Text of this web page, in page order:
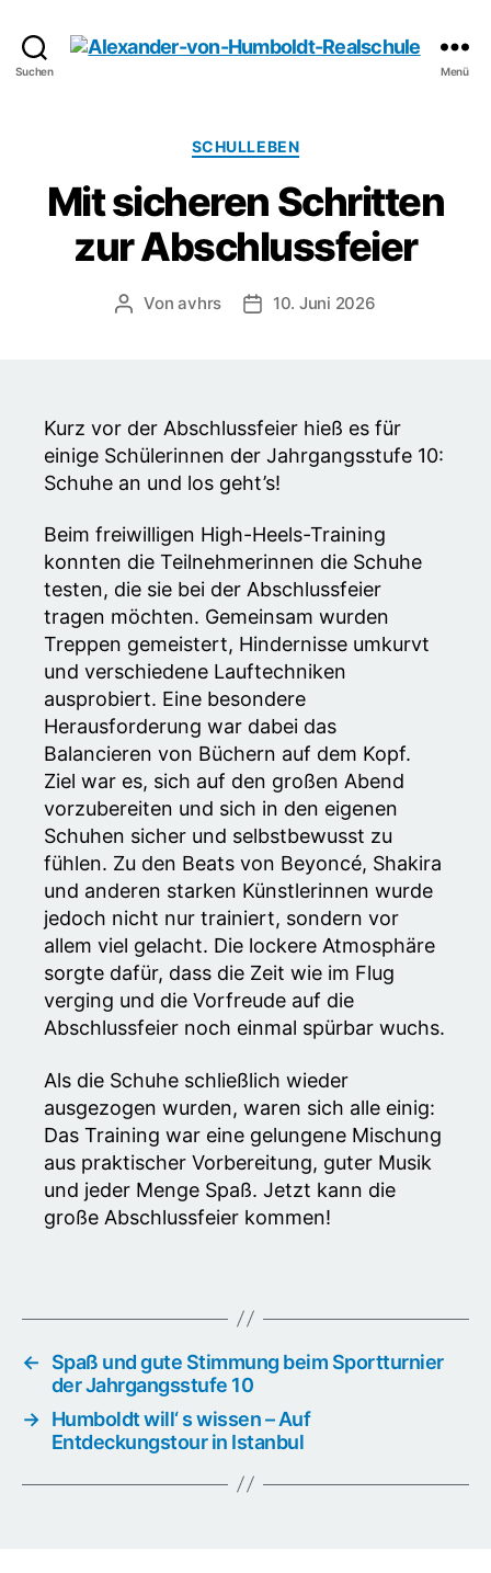
Suchen
Realschule
Menü
Kategorien
SCHULLEBEN
Mit sicheren Schritten
zur Abschlussfeier
Beitragsautor
Vonavhrs Veröffentlichungsdatum
10. Juni 2026
Kurz vor der Abschlussfeier hieß es für
einige Schülerinnen der Jahrgangsstufe 10:
Schuhe an und los geht’s!
Beim freiwilligen High-Heels-Training
konnten die Teilnehmerinnen die Schuhe
testen, die sie bei der Abschlussfeier
tragen möchten. Gemeinsam wurden
Treppen gemeistert, Hindernisse umkurvt
und verschiedene Lauftechniken
ausprobiert. Eine besondere
Herausforderung war dabei das
Balancieren von Büchern auf dem Kopf.
Ziel war es, sich auf den großen Abend
vorzubereiten und sich in den eigenen
Schuhen sicher und selbstbewusst zu
fühlen. Zu den Beats von Beyoncé, Shakira
und anderen starken Künstlerinnen wurde
jedoch nicht nur trainiert, sondern vor
allem viel gelacht. Die lockere Atmosphäre
sorgte dafür, dass die Zeit wie im Flug
verging und die Vorfreude auf die
Abschlussfeier noch einmal spürbar wuchs.
Als die Schuhe schließlich wieder
ausgezogen wurden, waren sich alle einig:
Das Training war eine gelungene Mischung
aus praktischer Vorbereitung, guter Musik
und jeder Menge Spaß. Jetzt kann die
große Abschlussfeier kommen!
←
Spaß und gute Stimmung beim Sportturnier
der Jahrgangsstufe 10
→ Humboldt will‘ s wissen – Auf
Entdeckungstour in Istanbul